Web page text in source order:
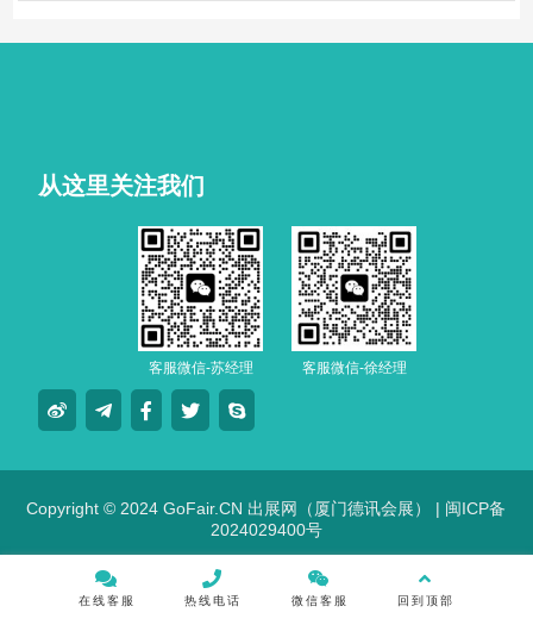
从这里关注我们
客服微信-苏经理 客服微信-徐经理
Copyright © 2024 GoFair.CN 出展网（厦门德讯会展） | 闽ICP备
2024029400号
在线客服 热线电话 微信客服 回到顶部